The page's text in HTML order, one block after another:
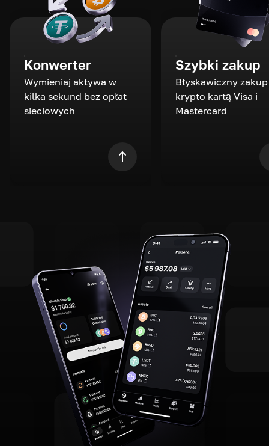
Konwerter
Wymieniaj aktywa w
kilka sekund bez opłat
sieciowych
Szybki zakup
Błyskawiczny zakup
krypto kartą Visa i
Mastercard